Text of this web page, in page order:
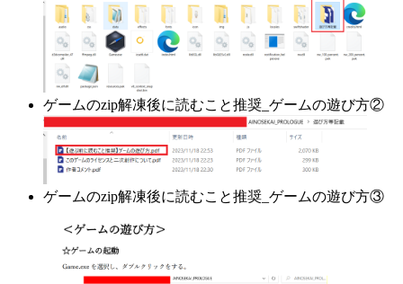
ゲームのzip解凍後に読むこと推奨_ゲームの遊び方②
ゲームのzip解凍後に読むこと推奨_ゲームの遊び方③